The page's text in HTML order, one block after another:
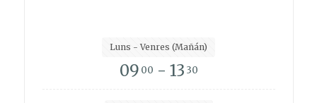
Luns - Venres (Mañán)
09 00 - 13 30